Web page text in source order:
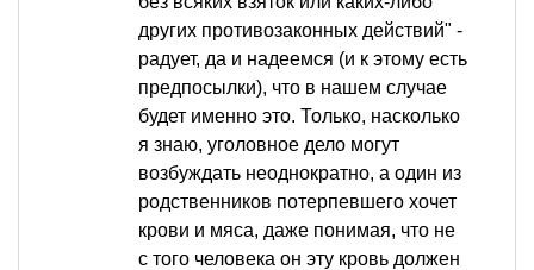
других противозаконных действий" -
радует, да и надеемся (и к этому есть
предпосылки), что в нашем случае
будет именно это. Только, насколько
я знаю, уголовное дело могут
возбуждать неоднократно, а один из
родственников потерпевшего хочет
крови и мяса, даже понимая, что не
с того человека он эту кровь должен